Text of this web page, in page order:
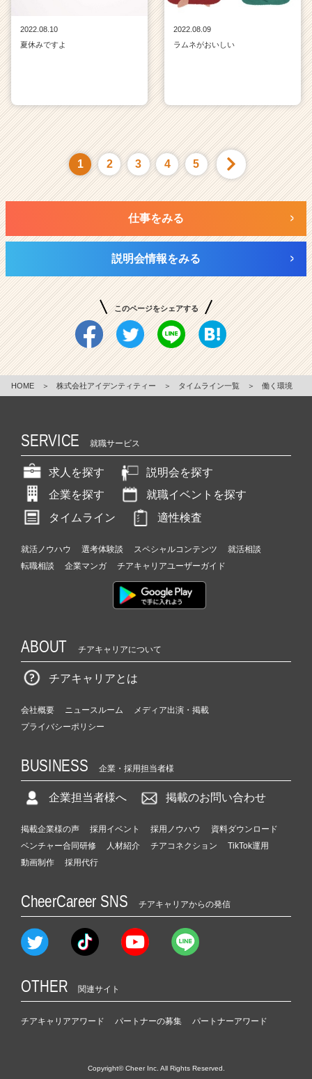
2022.08.10
夏休みですよ
2022.08.09
ラムネがおいしい
1 2 3 4 5
仕事をみる
説明会情報をみる
このページをシェアする
HOME ＞ 株式会社アイデンティティー ＞ タイムライン一覧 ＞ 働く環境
SERVICE 就職サービス
求人を探す
説明会を探す
企業を探す
就職イベントを探す
タイムライン
適性検査
就活ノウハウ 選考体験談 スペシャルコンテンツ
就活相談
転職相談
企業マンガ チアキャリアユーザーガイド
ABOUT チアキャリアについて
チアキャリアとは
会社概要 ニュースルーム
メディア出演・掲載
プライバシーポリシー
BUSINESS 企業・採用担当者様
企業担当者様へ 掲載のお問い合わせ
掲載企業様の声 採用イベント 採用ノウハウ
資料ダウンロード
ベンチャー合同研修
人材紹介 チアコネクション
TikTok運用
動画制作
採用代行
CheerCareer SNS チアキャリアからの発信
OTHER 関連サイト
チアキャリアアワード パートナーの募集 パートナーアワード
Copyright© Cheer Inc. All Rights Reserved.